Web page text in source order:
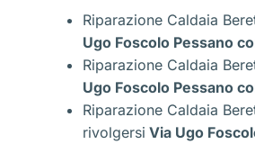
Riparazione Caldaia
Ugo Foscolo Pessano
Riparazione Caldaia
Ugo Foscolo Pessano
Riparazione Caldaia
rivolgersi Via Ugo